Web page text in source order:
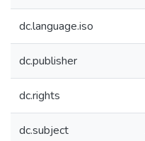
dc.language.iso
dc.publisher
dc.rights
dc.subject